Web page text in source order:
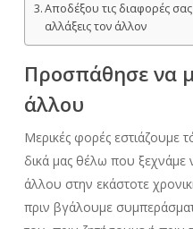
Αποδέξου τις διαφορές
αλλάξεις τον άλλον
Προσπάθησε να
άλλου
Μερικές φορές εστιάζουμε
δικά μας θέλω που ξεχνάμε
άλλου στην εκάστοτε
πριν βγάλουμε